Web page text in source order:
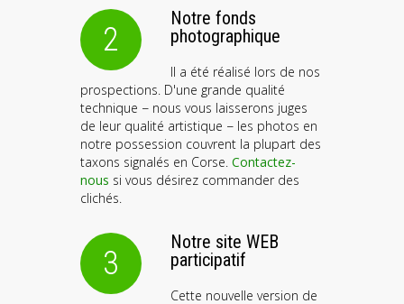
2
Notre fonds
photographique
Il a été réalisé lors de nos
prospections. D'une grande qualité
technique − nous vous laisserons juges
de leur qualité artistique − les photos en
notre possession couvrent la plupart des
taxons signalés en Corse. Contactez-
nous si vous désirez commander des
clichés.
3
Notre site WEB
participatif
Cette nouvelle version de